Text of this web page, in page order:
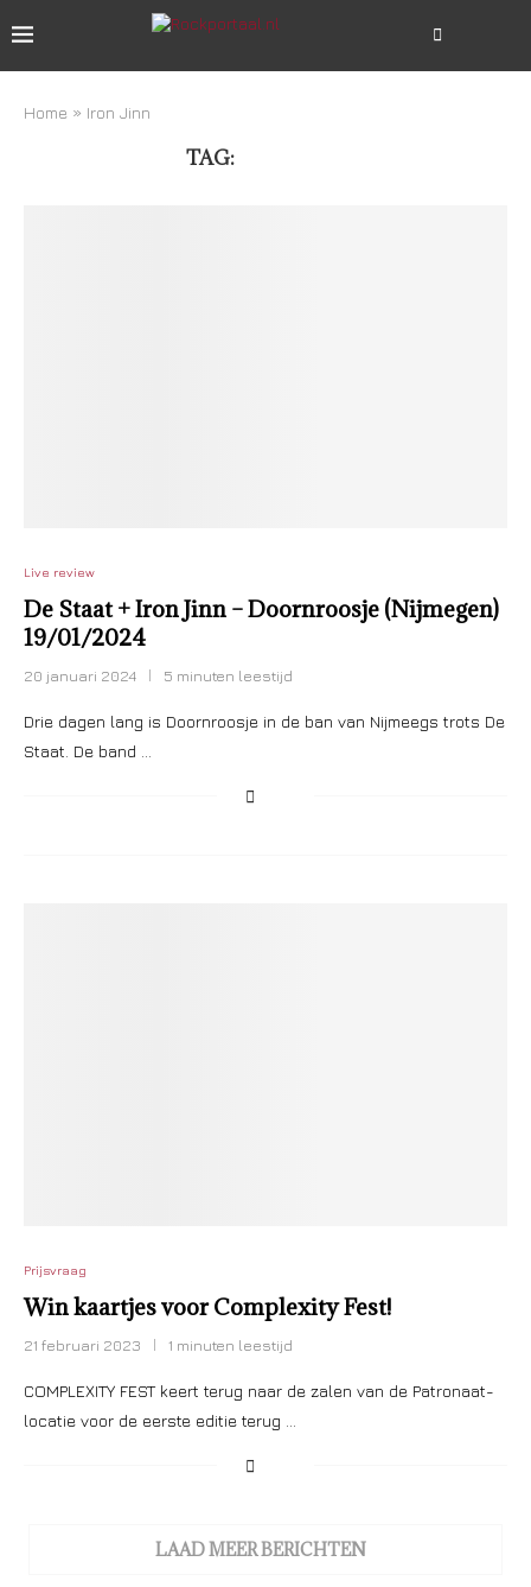
Home » Iron Jinn
TAG:
Live review
De Staat + Iron Jinn – Doornroosje (Nijmegen)
19/01/2024
20 januari 2024 5 minuten leestijd
Drie dagen lang is Doornroosje in de ban van Nijmeegs trots De
Staat. De band …
Prijsvraag
Win kaartjes voor Complexity Fest!
21 februari 2023 1 minuten leestijd
COMPLEXITY FEST keert terug naar de zalen van de Patronaat-
locatie voor de eerste editie terug …
LAAD MEER BERICHTEN